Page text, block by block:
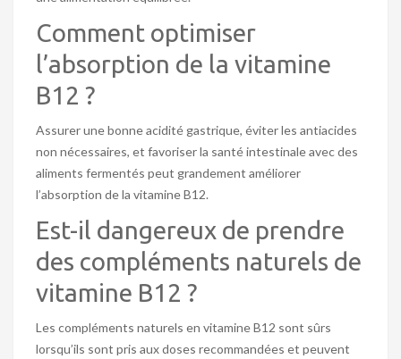
Comment optimiser
l’absorption de la vitamine
B12 ?
Assurer une bonne acidité gastrique, éviter les antiacides
non nécessaires, et favoriser la santé intestinale avec des
aliments fermentés peut grandement améliorer
l’absorption de la vitamine B12.
Est-il dangereux de prendre
des compléments naturels de
vitamine B12 ?
Les compléments naturels en vitamine B12 sont sûrs
lorsqu’ils sont pris aux doses recommandées et peuvent